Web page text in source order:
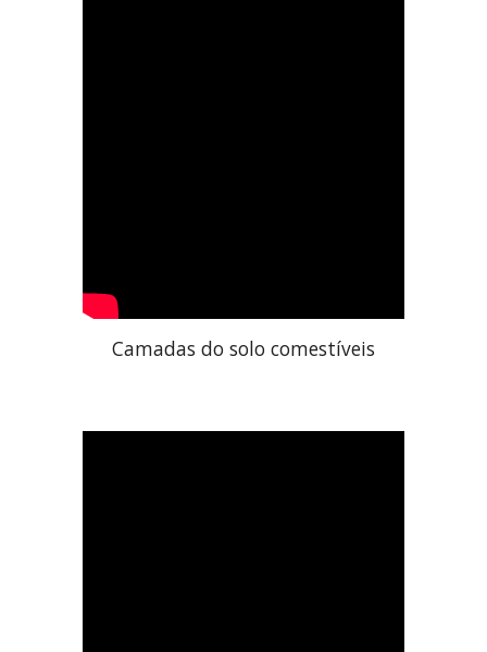
Camadas do solo comestíveis